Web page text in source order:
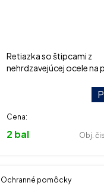
Retiazka so štipcami z
nehrdzavejúcej ocele na
Cena:
2 bal Obj.
Ochranné pomôcky